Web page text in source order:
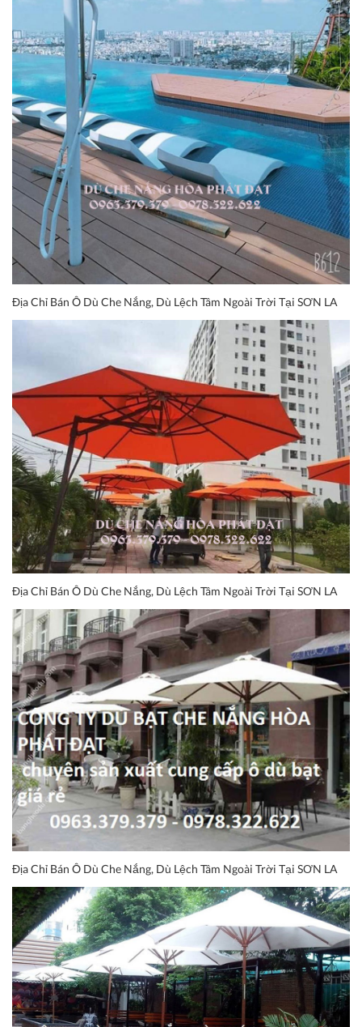
Địa Chỉ Bán Ô Dù Che Nắng, Dù Lệch Tâm Ngoài Trời Tại SƠN LA
Địa Chỉ Bán Ô Dù Che Nắng, Dù Lệch Tâm Ngoài Trời Tại SƠN LA
Địa Chỉ Bán Ô Dù Che Nắng, Dù Lệch Tâm Ngoài Trời Tại SƠN LA